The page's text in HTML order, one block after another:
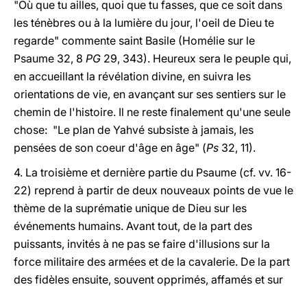
"Où que tu ailles, quoi que tu fasses, que ce soit dans
les ténèbres ou à la lumière du jour, l'oeil de Dieu te
regarde" commente saint Basile (Homélie sur le
Psaume 32, 8 PG 29, 343). Heureux sera le peuple qui,
en accueillant la révélation divine, en suivra les
orientations de vie, en avançant sur ses sentiers sur le
chemin de l'histoire. Il ne reste finalement qu'une seule
chose: "Le plan de Yahvé subsiste à jamais, les
pensées de son coeur d'âge en âge" (Ps 32, 11).
4. La troisième et dernière partie du Psaume (cf. vv. 16-
22) reprend à partir de deux nouveaux points de vue le
thème de la suprématie unique de Dieu sur les
événements humains. Avant tout, de la part des
puissants, invités à ne pas se faire d'illusions sur la
force militaire des armées et de la cavalerie. De la part
des fidèles ensuite, souvent opprimés, affamés et sur